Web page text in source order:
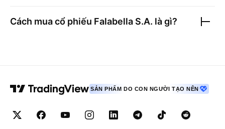
Cách mua cổ phiếu Falabella S.A. là gì?
SẢN PHẨM DO CON NGƯỜI TẠO NÊN